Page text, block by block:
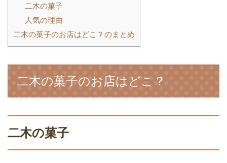
二木の菓子
人気の理由
二木の菓子のお店はどこ？のまとめ
二木の菓子のお店はどこ？
二木の菓子